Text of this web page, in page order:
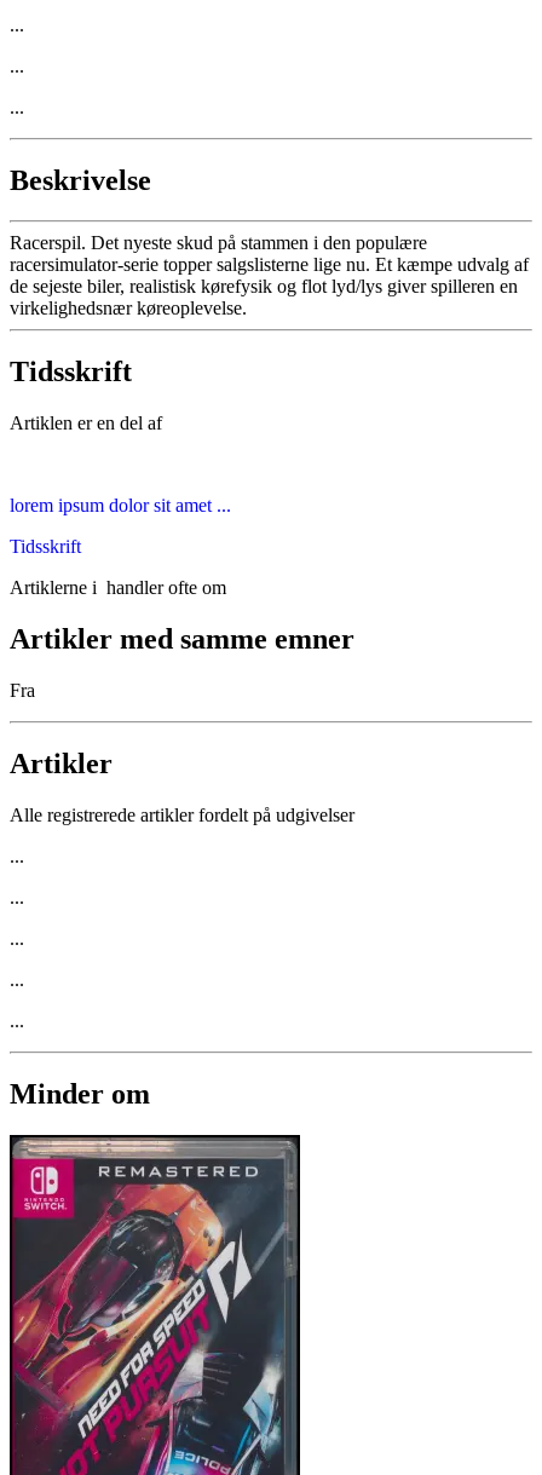
...
...
...
Beskrivelse
Racerspil. Det nyeste skud på stammen i den populære
racersimulator-serie topper salgslisterne lige nu. Et kæmpe udvalg af
de sejeste biler, realistisk kørefysik og flot lyd/lys giver spilleren en
virkelighedsnær køreoplevelse.
Tidsskrift
Artiklen er en del af
lorem ipsum dolor sit amet ...
Tidsskrift
Artiklerne i handler ofte om
Artikler med samme emner
Fra
Artikler
Alle registrerede artikler fordelt på udgivelser
...
...
...
...
...
Minder om